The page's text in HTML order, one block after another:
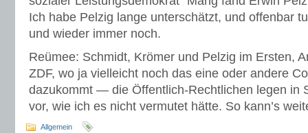
Ich habe Pelzig lange unterschätzt, und offenbar
und wieder immer noch.
Reümee: Schmidt, Krömer und Pelzig im Ersten,
ZDF, wo ja vielleicht noch das eine oder andere
dazukommt — die Öffentlich-Rechtlichen legen in
vor, wie ich es nicht vermutet hätte. So kann’s
Allgemein